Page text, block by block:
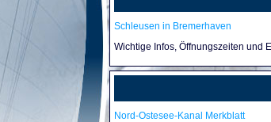
Schleusen in Bremerhaven
Wichtige Infos, Öffnungszeiten und
Nord-Ostesee-Kanal Merkblatt